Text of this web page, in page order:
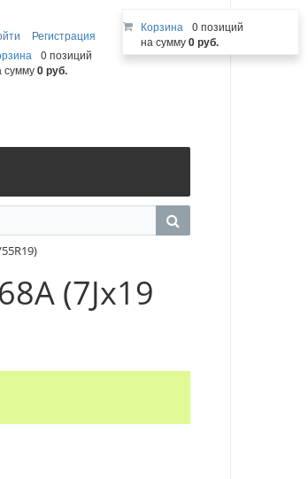
Регистрация
0 позиций
сумму0 руб.
(7Jx19
Корзина
0 позиций
на сумму0 руб.